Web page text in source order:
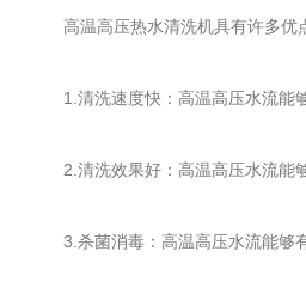
高温高压热水清洗机具有许多优
1.清洗速度快：高温高压水流能够
2.清洗效果好：高温高压水流能够
3.杀菌消毒：高温高压水流能够有